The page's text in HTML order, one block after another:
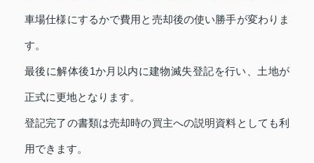
車場仕様にするかで費用と売却後の使い勝手が変わりま
す。
最後に解体後1か月以内に建物滅失登記を行い、土地が
正式に更地となります。
登記完了の書類は売却時の買主への説明資料としても利
用できます。